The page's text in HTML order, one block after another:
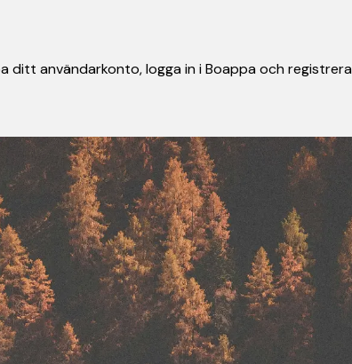
ditt användarkonto, logga in i Boappa och registrera